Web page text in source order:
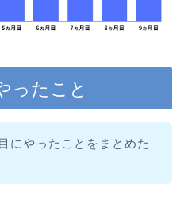
ったこと
にやったことをまとめた